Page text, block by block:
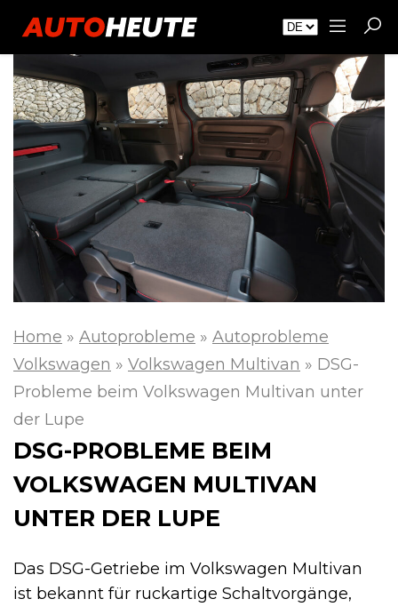
Home » Autoprobleme » Autoprobleme
Volkswagen » Volkswagen Multivan » DSG-
Probleme beim Volkswagen Multivan unter
der Lupe
DSG-PROBLEME BEIM
VOLKSWAGEN MULTIVAN
UNTER DER LUPE
Das DSG-Getriebe im Volkswagen Multivan
ist bekannt für ruckartige Schaltvorgänge,